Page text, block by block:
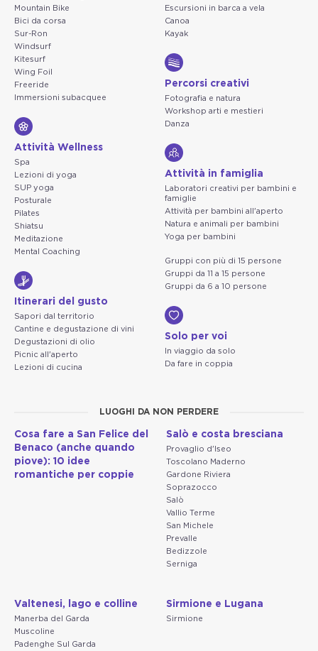
Mountain Bike
Bici da corsa
Sur-Ron
Windsurf
Kitesurf
Wing Foil
Freeride
Immersioni subacquee
Attività Wellness
Spa
Lezioni di yoga
SUP yoga
Posturale
Pilates
Shiatsu
Meditazione
Mental Coaching
Itinerari del gusto
Sapori dal territorio
Cantine e degustazione di vini
Degustazioni di olio
Picnic all'aperto
Lezioni di cucina
Escursioni in barca a vela
Canoa
Kayak
Percorsi creativi
Fotografia e natura
Workshop arti e mestieri
Danza
Attività in famiglia
Laboratori creativi per bambini e
famiglie
Attività per bambini all'aperto
Natura e animali per bambini
Yoga per bambini
Gruppi con più di 15 persone
Gruppi da 11 a 15 persone
Gruppi da 6 a 10 persone
Solo per voi
In viaggio da solo
Da fare in coppia
LUOGHI DA NON PERDERE
Cosa fare a San Felice del
Benaco (anche quando
piove): 10 idee
romantiche per coppie
Salò e costa bresciana
Provaglio d'Iseo
Toscolano Maderno
Gardone Riviera
Soprazocco
Salò
Vallio Terme
San Michele
Prevalle
Bedizzole
Serniga
Valtenesi, lago e colline
Manerba del Garda
Muscoline
Padenghe Sul Garda
Sirmione e Lugana
Sirmione